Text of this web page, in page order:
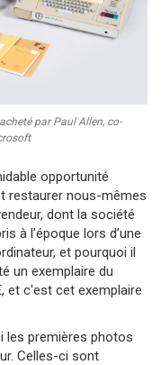
par Paul Allen, co-
opportunité
restaurer nous-mêmes
dont la société
à l’époque lors d’une
et pourquoi il
un exemplaire du
et c'est cet exemplaire
les premières photos
Celles-ci sont